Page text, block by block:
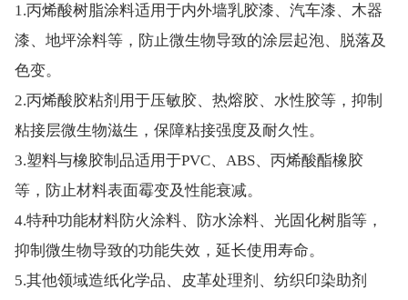
1.丙烯酸树脂涂料适用于内外墙乳胶漆、汽车漆、木器
漆、地坪涂料等，防止微生物导致的涂层起泡、脱落及
色变。
2.丙烯酸胶粘剂用于压敏胶、热熔胶、水性胶等，抑制
粘接层微生物滋生，保障粘接强度及耐久性。
3.塑料与橡胶制品适用于PVC、ABS、丙烯酸酯橡胶
等，防止材料表面霉变及性能衰减。
4.特种功能材料防火涂料、防水涂料、光固化树脂等，
抑制微生物导致的功能失效，延长使用寿命。
5.其他领域造纸化学品、皮革处理剂、纺织印染助剂